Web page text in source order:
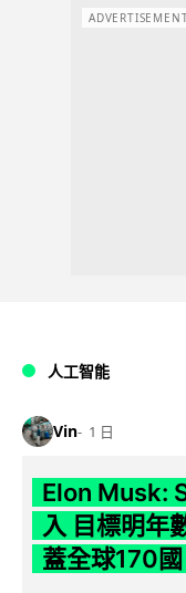
人工智能
Vin 1 日
Elon Musk:
入 目標明年
蓋全球170國